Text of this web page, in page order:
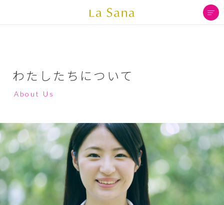
わたしたちについて
About Us